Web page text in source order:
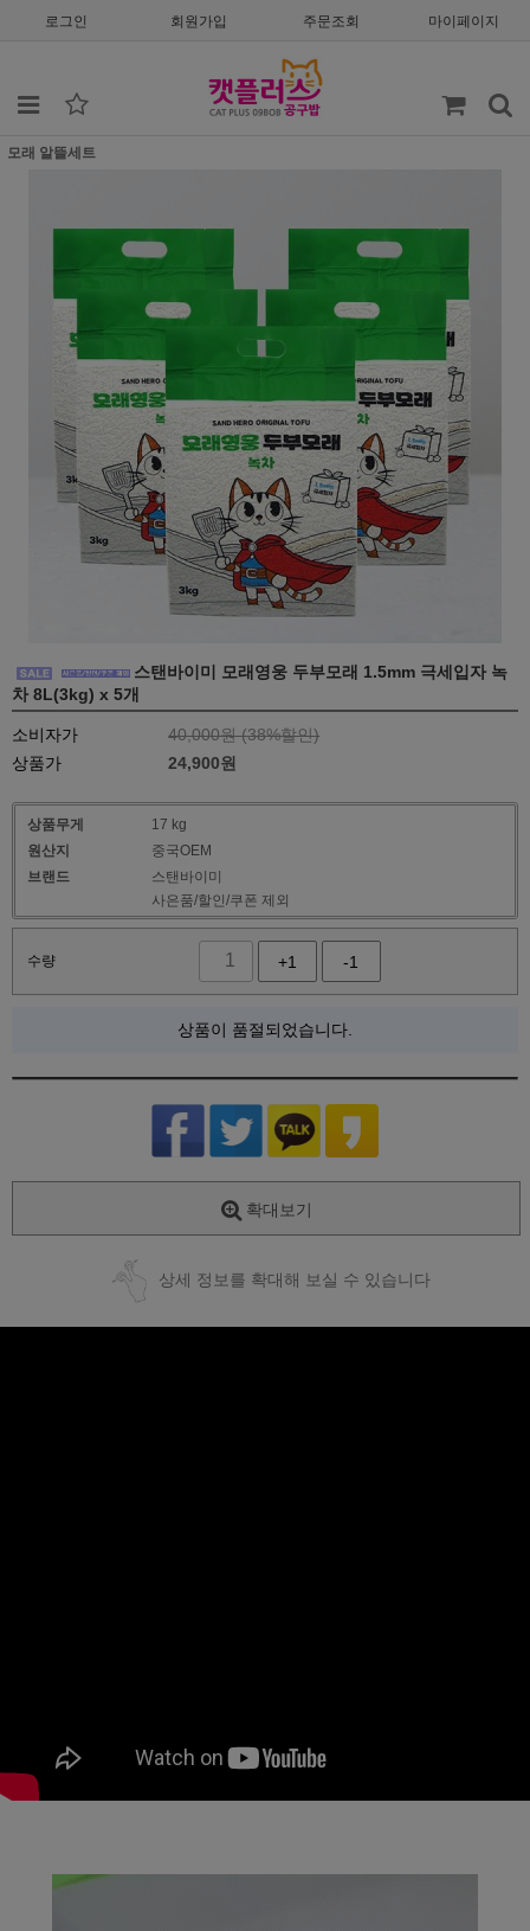
로그인 회원가입 주문조회 마이페이지
모래 알뜰세트
스탠바이미 모래영웅 두부모래 1.5mm 극세입자 녹
차 8L(3kg) x 5개
소비자가 40,000원 (38%할인)
상품가
24,900원
상품무게
17 kg
원산지
중국OEM
브랜드
스탠바이미
사은품/할인/쿠폰 제외
수량 +1 -1
상품이 품절되었습니다.
확대보기
상세 정보를 확대해 보실 수 있습니다